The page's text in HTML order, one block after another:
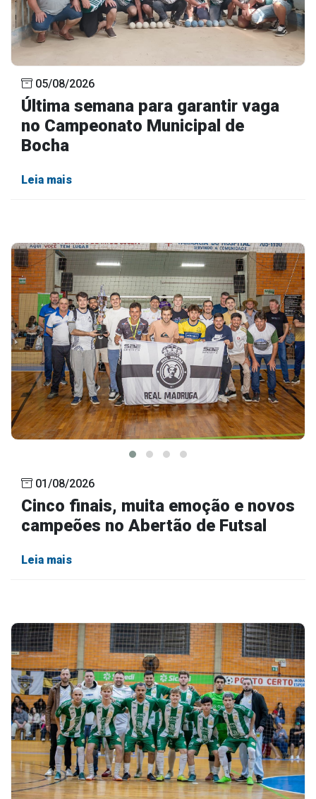
05/08/2026
Última semana para garantir vaga
no Campeonato Municipal de
Bocha
Leia mais
01/08/2026
Cinco finais, muita emoção e novos
campeões no Abertão de Futsal
Leia mais